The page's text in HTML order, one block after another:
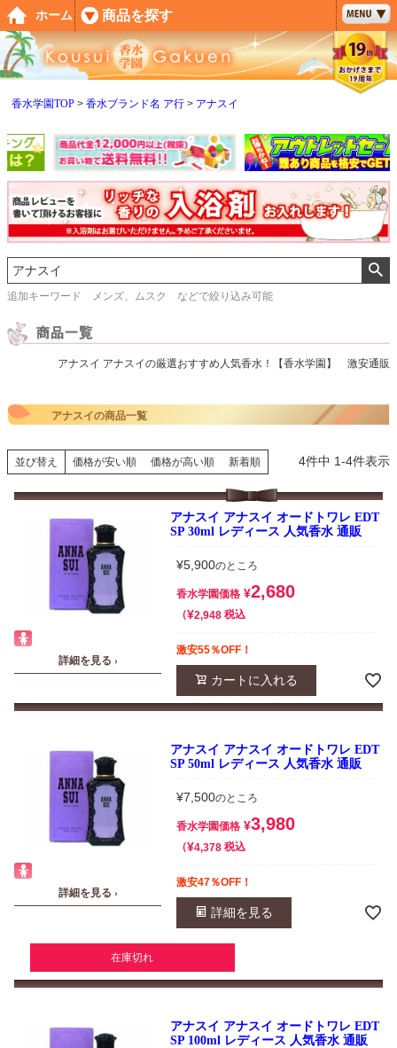
香水学園TOP 香水ブランド名 ア行 アナスイ
追加キーワード メンズ、ムスク などで絞り込み可能
アナスイ アナスイの厳選おすすめ人気香水！【香水学園】 激安通販
アナスイの商品一覧
並び替え 価格が安い順 価格が高い順 新着順 4件中 1-4件表示
詳細を見る ›
アナスイ アナスイ オードトワレ EDT
SP 30ml レディース 人気香水 通販
¥5,900のところ
香水学園価格 ¥2,680
¥2,948 税込
激安55％OFF！
カートに入れる
詳細を見る ›
アナスイ アナスイ オードトワレ EDT
SP 50ml レディース 人気香水 通販
¥7,500のところ
香水学園価格 ¥3,980
¥4,378 税込
激安47％OFF！
詳細を見る
在庫切れ
アナスイ アナスイ オードトワレ EDT
SP 100ml レディース 人気香水 通販
ペー
ジト
ップ
へ
ホーム 商品を探す